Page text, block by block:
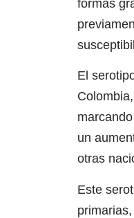
formas
El
un
otras
Este